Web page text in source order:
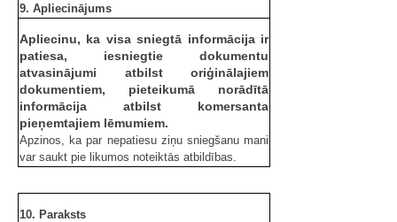
9. Apliecinājums
Apliecinu, ka visa sniegtā informācija ir
patiesa, iesniegtie dokumentu
atvasinājumi atbilst oriģinālajiem
dokumentiem, pieteikumā norādītā
informācija atbilst komersanta
pieņemtajiem lēmumiem.
Apzinos, ka par nepatiesu ziņu sniegšanu mani
var saukt pie likumos noteiktās atbildības.
10. Paraksts